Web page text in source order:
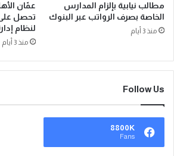
مطالب نيابية بإلزام المدارس
الخاصة بصرف الرواتب عبر البنوك
منذ 3 أيام
عمّان
لنظام
منذ 3 أيام
Follow Us
8800K
Fans